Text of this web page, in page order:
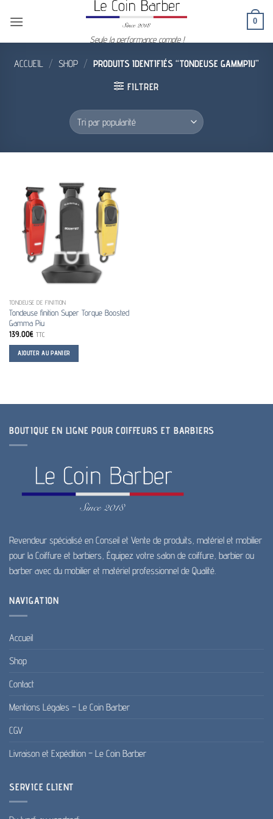
Seule la performance compte !
0
ACCUEIL / SHOP / PRODUITS IDENTIFIÉS “TONDEUSE GAMMPIU”
FILTRER
TONDEUSE DE FINITION
Tondeuse finition Super Torque Boosted
Gamma Piu
139.00€ TTC
AJOUTER AU PANIER
BOUTIQUE EN LIGNE POUR COIFFEURS ET BARBIERS
Revendeur spécialisé en Conseil et Vente de produits, matériel et mobilier
pour la Coiffure et barbiers, Équipez votre salon de coiffure, barbier ou
barber avec du mobilier et matériel professionnel de Qualité.
NAVIGATION
Accueil
Shop
Contact
Mentions Légales – Le Coin Barber
CGV
Livraison et Expédition – Le Coin Barber
SERVICE CLIENT